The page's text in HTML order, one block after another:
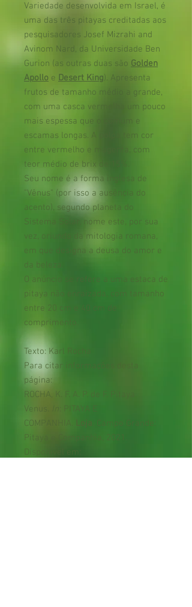
Variedade desenvolvida em Israel, é
uma das três pitayas creditadas aos
pesquisadores Josef Mizrahi and
Avinom Nard, da Universidade Ben
Gurion (as outras duas são Golden
Apollo e Desert King). Apresenta
frutos de tamanho médio a grande,
com uma casca vermelha um pouco
mais espessa que o comum e
escamas longas. A polpa tem cor
entre vermelho e magenta, com
teor médio de brix de 15%.
Seu nome é a forma inglesa de
"Vênus" (por isso a ausência do
acento), segundo planeta do
Sistema Solar, nome este, por sua
vez, oriundo da mitologia romana,
em que designa a deusa do amor e
da beleza.
O anúncio se refere a uma estaca de
pitaya não enraizada, com tamanho
entre 20 cm e 40 cm de
comprimento.
Texto: Karl Rocha
Para citar informações desta
página:
ROCHA, K. F. A. P. de F. Pitaya
Venus.
: PITAYA E
COMPANHIA.
Loja . Campo Grande:
Pitaya e Companhia, 2021.
Disponível em: